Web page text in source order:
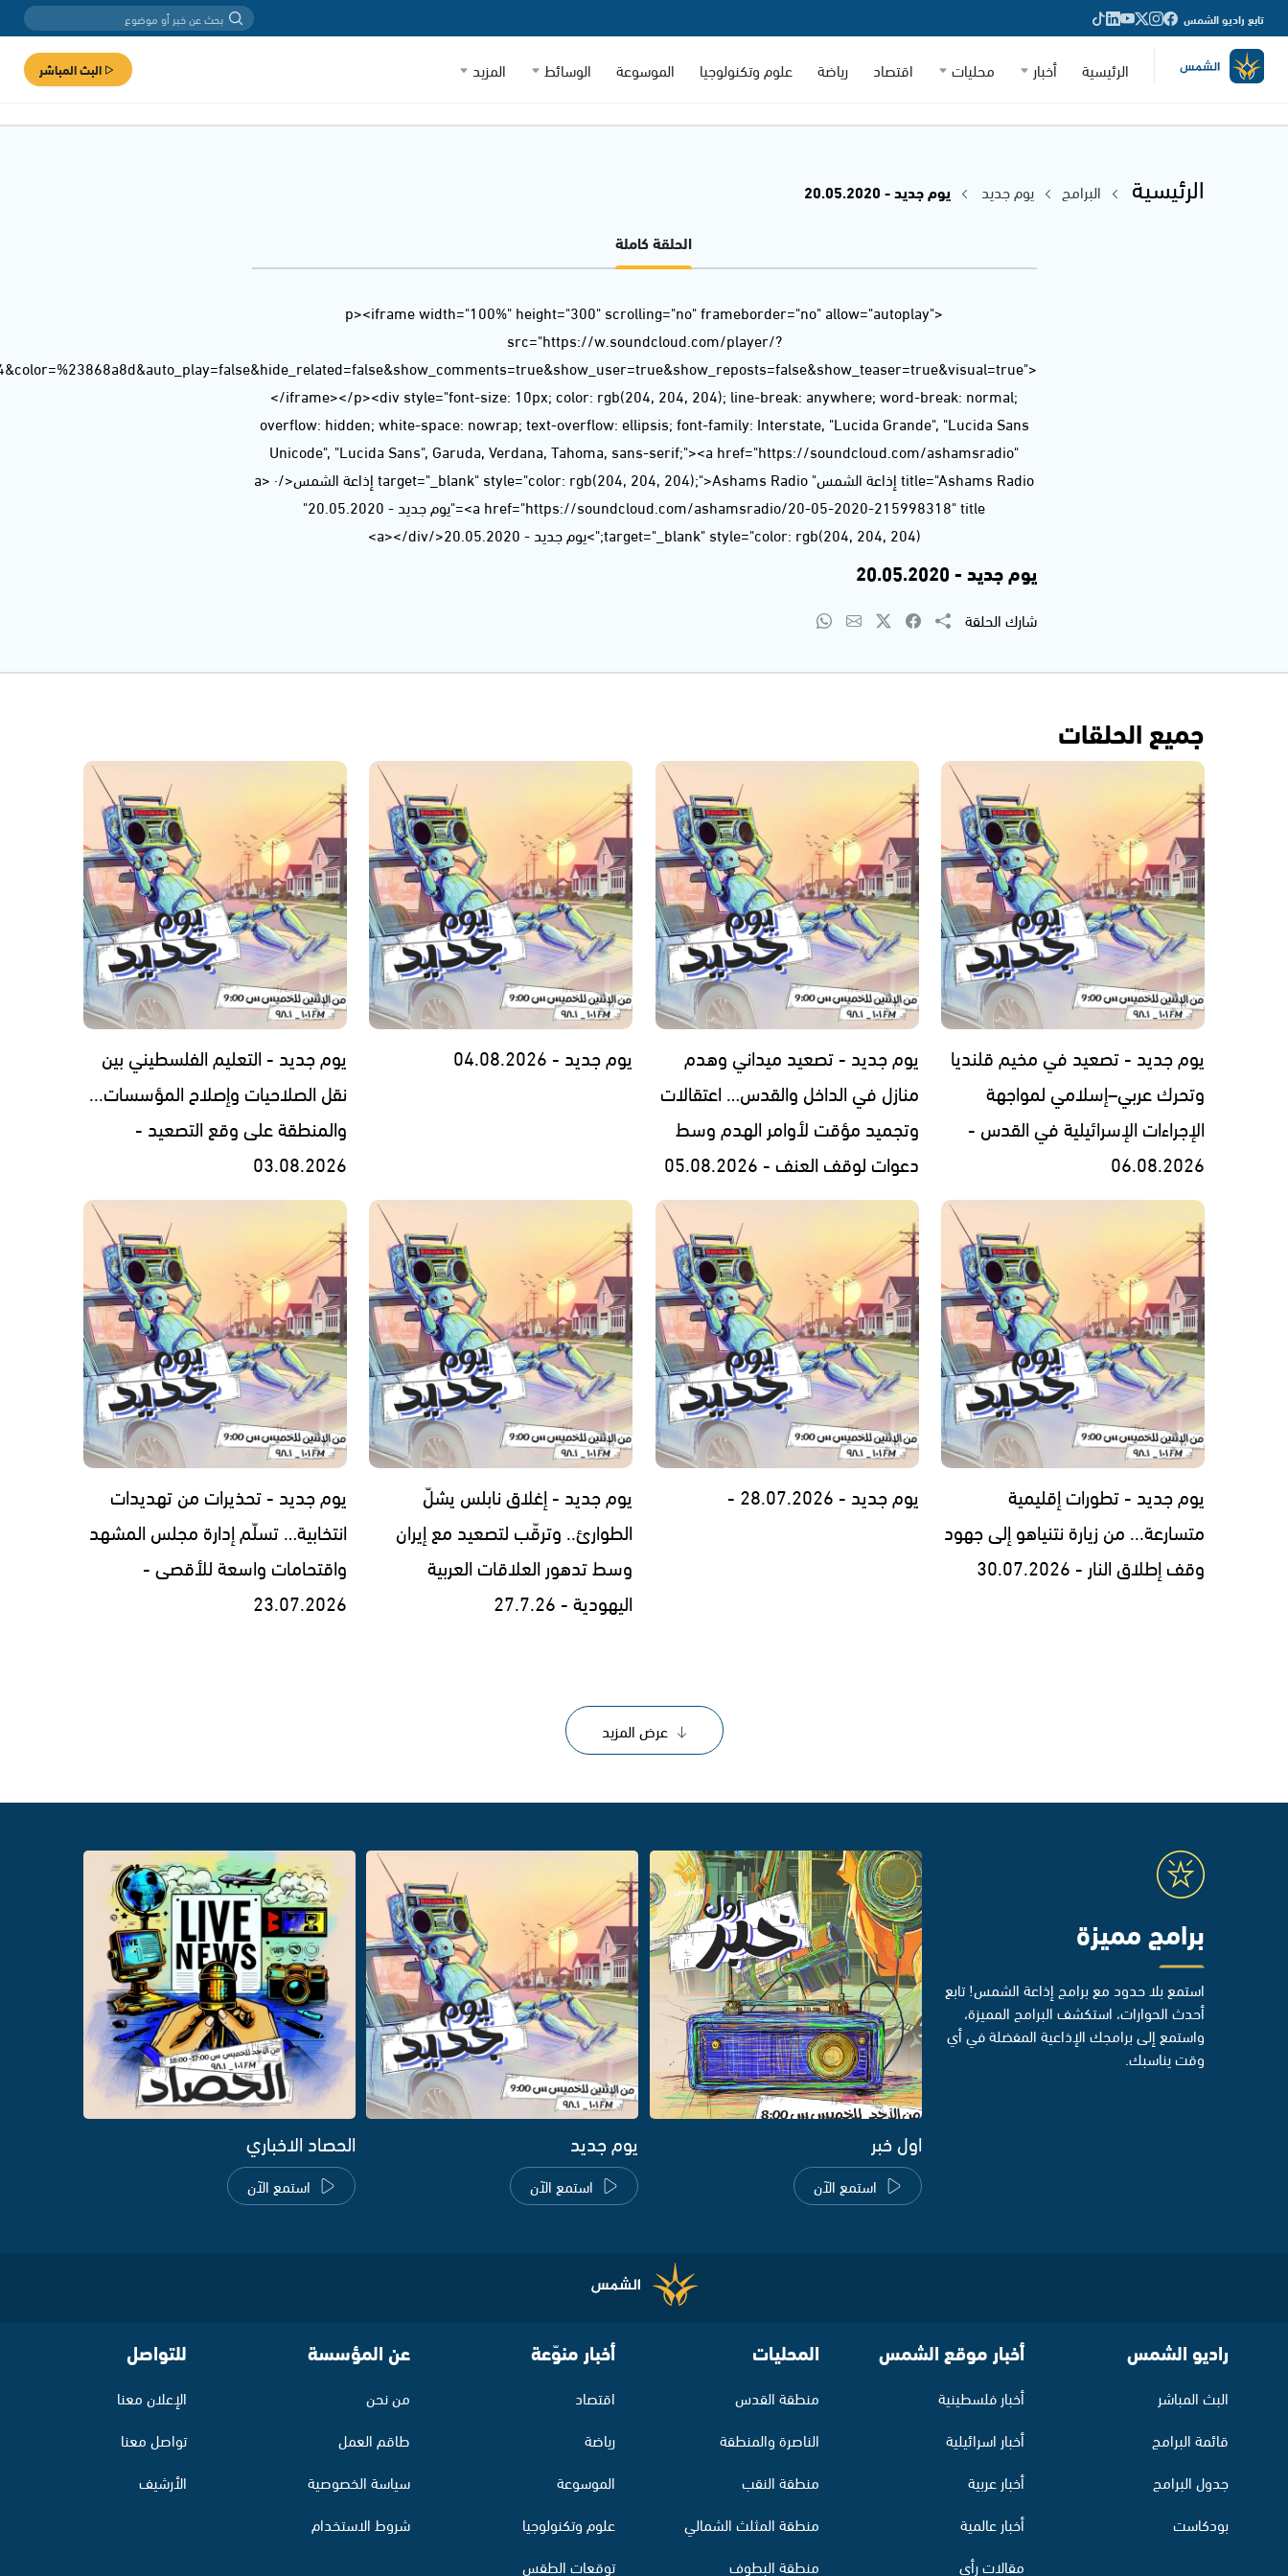
تابع راديو الشمس
الرئيسية أخبار محليات اقتصاد رياضة علوم وتكنولوجيا الموسوعة الوسائط المزيد البث المباشر
الرئيسية البرامج يوم جديد
يوم جديد - 20.05.2020
الحلقة كاملة
<p><iframe width="100%" height="300" scrolling="no" frameborder="no" allow="autoplay"
src="https://w.soundcloud.com/player/?
</iframe></p><div style="font-size: 10px; color: rgb(204, 204, 204); line-break: anywhere; word-break: normal;
overflow: hidden; white-space: nowrap; text-overflow: ellipsis; font-family: Interstate, "Lucida Grande", "Lucida Sans
Unicode", "Lucida Sans", Garuda, Verdana, Tahoma, sans-serif;"><a href="https://soundcloud.com/ashamsradio"
title="Ashams Radio إذاعة الشمس" target="_blank" style="color: rgb(204, 204, 204);">Ashams Radio إذاعة الشمس</a> ·
<a href="https://soundcloud.com/ashamsradio/20-05-2020-215998318" title="يوم جديد - 20.05.2020"
target="_blank" style="color: rgb(204, 204, 204);">يوم جديد - 20.05.2020</a></div>
يوم جديد - 20.05.2020
شارك الحلقة
جميع الحلقات
يوم جديد - تصعيد في مخيم قلنديا
وتحرك عربي–إسلامي لمواجهة
الإجراءات الإسرائيلية في القدس -
06.08.2026
يوم جديد - تصعيد ميداني وهدم
منازل في الداخل والقدس… اعتقالات
وتجميد مؤقت لأوامر الهدم وسط
دعوات لوقف العنف - 05.08.2026
يوم جديد - 04.08.2026
يوم جديد - التعليم الفلسطيني بين
نقل الصلاحيات وإصلاح المؤسسات...
والمنطقة على وقع التصعيد -
03.08.2026
يوم جديد - تطورات إقليمية
متسارعة... من زيارة نتنياهو إلى جهود
وقف إطلاق النار - 30.07.2026
يوم جديد - 28.07.2026 -
يوم جديد - إغلاق نابلس يشلّ
الطوارئ.. وترقّب لتصعيد مع إيران
وسط تدهور العلاقات العربية
اليهودية - 27.7.26
يوم جديد - تحذيرات من تهديدات
انتخابية… تسلّم إدارة مجلس المشهد
واقتحامات واسعة للأقصى -
23.07.2026
عرض المزيد
برامج مميزة
استمع بلا حدود مع برامج إذاعة الشمس! تابع
أحدث الحوارات، استكشف البرامج المميزة،
واستمع إلى برامجك الإذاعية المفضلة في أي
وقت يناسبك.
اول خبر
استمع الآن
يوم جديد
استمع الآن
الحصاد الاخباري
استمع الآن
راديو الشمس
البث المباشر
قائمة البرامج
جدول البرامج
بودكاست
أخبار موقع الشمس
أخبار فلسطينية
أخبار اسرائيلية
أخبار عربية
أخبار عالمية
مقالات رأي
المحليات
منطقة القدس
الناصرة والمنطقة
منطقة النقب
منطقة المثلث الشمالي
منطقة البطوف
أخبار منوّعة
اقتصاد
رياضة
الموسوعة
علوم وتكنولوجيا
توقعات الطقس
عن المؤسسة
من نحن
طاقم العمل
سياسة الخصوصية
شروط الاستخدام
للتواصل
الإعلان معنا
تواصل معنا
الأرشيف